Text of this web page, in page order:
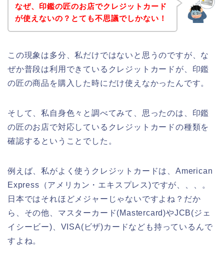
なぜ、印鑑の匠のお店でクレジットカード
が使えないの？とても不思議でしかない！
この現象は多分、私だけではないと思うのですが、な
ぜか普段は利用できているクレジットカードが、印鑑
の匠の商品を購入した時にだけ使えなかったんです。
そして、私自身色々と調べてみて、思ったのは、印鑑
の匠のお店で対応しているクレジットカードの種類を
確認するということでした。
例えば、私がよく使うクレジットカードは、American
Express（アメリカン・エキスプレス)ですが、、、。
日本ではそれほどメジャーじゃないですよね？だか
ら、その他、マスターカード(Mastercard)やJCB(ジェ
イシービー)、VISA(ビザ)カードなども持っているんで
すよね。